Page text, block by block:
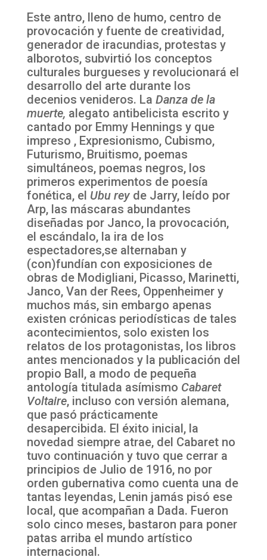
Este antro, lleno de humo, centro de
provocación y fuente de creatividad,
generador de iracundias, protestas y
alborotos, subvirtió los conceptos
culturales burgueses y revolucionará el
desarrollo del arte durante los
decenios venideros. La Danza de la
muerte, alegato antibelicista escrito y
cantado por Emmy Hennings y que
impreso , Expresionismo, Cubismo,
Futurismo, Bruitismo, poemas
simultáneos, poemas negros, los
primeros experimentos de poesía
fonética, el Ubu reyde Jarry, leído por
Arp, las máscaras abundantes
diseñadas por Janco, la provocación,
el escándalo, la ira de los
espectadores,se alternaban y
(con)fundían con exposiciones de
obras de Modigliani, Picasso, Marinetti,
Janco, Van der Rees, Oppenheimer y
muchos más, sin embargo apenas
existen crónicas periodísticas de tales
acontecimientos, solo existen los
relatos de los protagonistas, los libros
antes mencionados y la publicación del
propio Ball, a modo de pequeña
antología titulada asímismo Cabaret
Voltaire, incluso con versión alemana,
que pasó prácticamente
desapercibida. El éxito inicial, la
novedad siempre atrae, del Cabaret no
tuvo continuación y tuvo que cerrar a
principios de Julio de 1916, no por
orden gubernativa como cuenta una de
tantas leyendas, Lenin jamás pisó ese
local, que acompañan a Dada. Fueron
solo cinco meses, bastaron para poner
patas arriba el mundo artístico
internacional.